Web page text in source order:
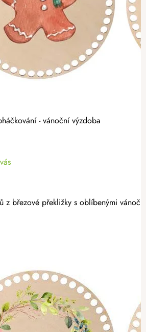
- vánoční výzdoba
z březové překližky s oblíbenými